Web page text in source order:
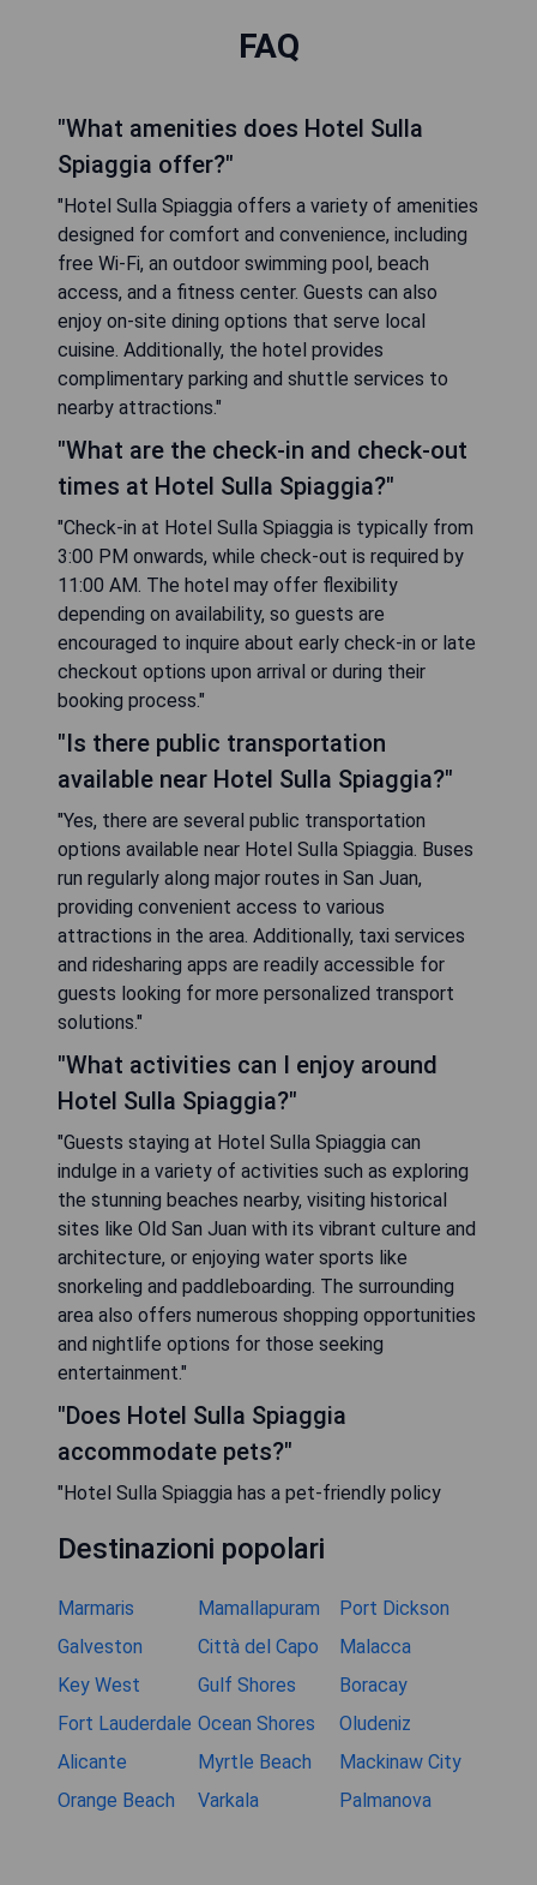
FAQ
"What amenities does Hotel Sulla
Spiaggia offer?"
"Hotel Sulla Spiaggia offers a variety of amenities
designed for comfort and convenience, including
free Wi-Fi, an outdoor swimming pool, beach
access, and a fitness center. Guests can also
enjoy on-site dining options that serve local
cuisine. Additionally, the hotel provides
complimentary parking and shuttle services to
nearby attractions."
"What are the check-in and check-out
times at Hotel Sulla Spiaggia?"
"Check-in at Hotel Sulla Spiaggia is typically from
3:00 PM onwards, while check-out is required by
11:00 AM. The hotel may offer flexibility
depending on availability, so guests are
encouraged to inquire about early check-in or late
checkout options upon arrival or during their
booking process."
"Is there public transportation
available near Hotel Sulla Spiaggia?"
"Yes, there are several public transportation
options available near Hotel Sulla Spiaggia. Buses
run regularly along major routes in San Juan,
providing convenient access to various
attractions in the area. Additionally, taxi services
and ridesharing apps are readily accessible for
guests looking for more personalized transport
solutions."
"What activities can I enjoy around
Hotel Sulla Spiaggia?"
"Guests staying at Hotel Sulla Spiaggia can
indulge in a variety of activities such as exploring
the stunning beaches nearby, visiting historical
sites like Old San Juan with its vibrant culture and
architecture, or enjoying water sports like
snorkeling and paddleboarding. The surrounding
area also offers numerous shopping opportunities
and nightlife options for those seeking
entertainment."
"Does Hotel Sulla Spiaggia
accommodate pets?"
"Hotel Sulla Spiaggia has a pet-friendly policy
Destinazioni popolari
Marmaris Mamallapuram
Port Dickson
Galveston
Città del Capo
Malacca
Key West
Gulf Shores
Boracay
Fort Lauderdale Ocean Shores
Oludeniz
Alicante
Myrtle Beach
Mackinaw City
Orange Beach
Varkala Palmanova